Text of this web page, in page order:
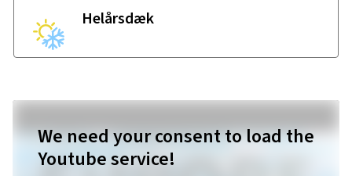
Helårsdæk
We need your consent to load the
Youtube service!